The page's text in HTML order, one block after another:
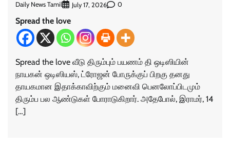
Daily News Tamil July 17, 2026 0
Spread the love
Spread the love வீடு திரும்பும் பயணம் தி ஒடிஸியின்
நாயகன் ஒடிஸியஸ், ட்ரோஜன் போருக்குப் பிறகு தனது
தாயகமான இதாக்காவிற்கும் மனைவி பெனலோப்பிடமும்
திரும்ப பல ஆண்டுகள் போராடுகிறார். அதேபோல், இராமர், 14
[…]